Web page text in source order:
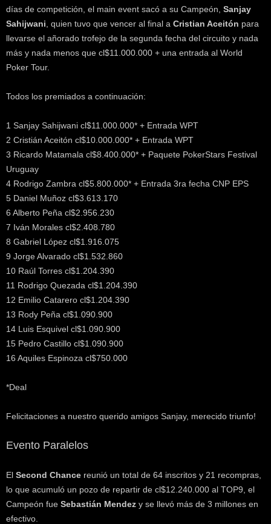
días de competición, el main event sacó a su Campeón, Sanjay
Sahijwani , quien tuvo que vencer al final a Cristian Aceitón para
llevarse el añorado trofejo de la segunda fecha del circuito y nada
más y nada menos que cl$11.000.000 + una entrada al World
Poker Tour.
Todos los premiados a continuación:
1 Sanjay Sahijwani cl$11.000.000* + Entrada WPT
2 Cristián Aceitón cl$10.000.000* + Entrada WPT
3 Ricardo Matamala cl$8.400.000* + Paquete PokerStars Festival
Uruguay
4 Rodrigo Zambra cl$5.800.000* + Entrada 3ra fecha CNP EPS
5 Daniel Muñoz cl$3.613.170
6 Alberto Peña cl$2.956.230
7 Iván Morales cl$2.408.780
8 Gabriel López cl$1.916.075
9 Jorge Alvarado cl$1.532.860
10 Raúl Torres cl$1.204.390
11 Rodrigo Quezada cl$1.204.390
12 Emilio Catarero cl$1.204.390
13 Rody Peña cl$1.090.900
14 Luis Esquivel cl$1.090.900
15 Pedro Castillo cl$1.090.900
16 Aquiles Espinoza cl$750.000
*Deal
Felicitaciones a nuestro querido amigos Sanjay, merecido triunfo!
Evento Paralelos
El Second Chance reunió un total de 64 inscritos y 21 recompras,
lo que acumuló un pozo de repartir de cl$12.240.000 al TOP9, el
Campeón fue Sebastián Mendez y se llevó más de 3 millones en
efectivo.